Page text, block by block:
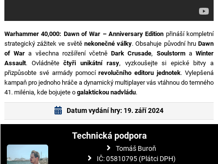
Warhammer 40,000: Dawn of War – Anniversary Edition přináší kompletní
strategický zážitek ve světě nekonečné války. Obsahuje původní hruDawn
of War a všechna rozšíření včetněDark Crusade, SoulstormaWinter
Assault. Ovládnětečtyři unikátní rasy, vyzkoušejte si epické bitvy a
přizpůsobte své armády pomocírevolučního editoru jednotek. Vylepšená
kampaň pro jednoho hráče a dynamický multiplayer vás vtáhnou do temného
41. milénia, kde bojujete o galaktickou nadvládu.
Datum vydání hry: 19. září 2024
Technická podpora
Tomáš Buroň
IČ: 05810795 (Plátci DPH)